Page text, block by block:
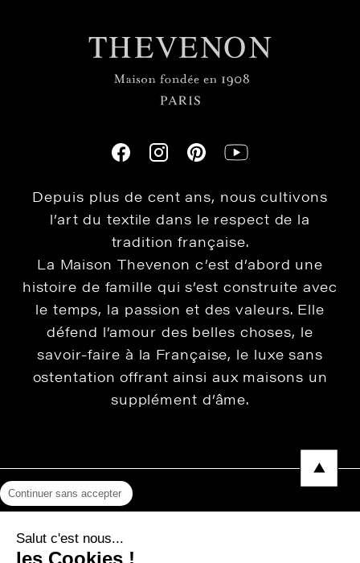
Depuis plus de cent ans, nous cultivons
l’art du textile dans le respect de la
tradition française.
La Maison Thevenon c’est d’abord une
histoire de famille qui s’est construite avec
le temps, la passion et des valeurs. Elle
défend l’amour des belles choses, le
savoir-faire à la Française, le luxe sans
ostentation offrant ainsi aux maisons un
supplément d’âme.
Protection des données
Continuer sans accepter
Salut c'est nous...
les Cookies !